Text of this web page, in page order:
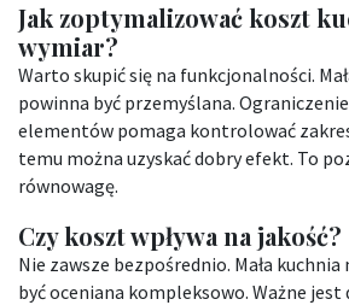
Jak zoptymalizować koszt
wymiar?
Warto skupić się na funkcjonalności.
powinna być przemyślana.
elementów pomaga kontrolować
temu można uzyskać dobry efekt. To
równowagę.
Czy koszt wpływa na jakość?
Nie zawsze bezpośrednio. Mała
być oceniana kompleksowo. Ważne jest